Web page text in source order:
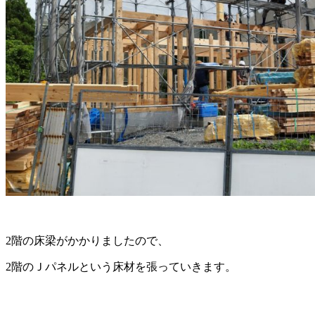
2階の床梁がかかりましたので、
2階のＪパネルという床材を張っていきます。